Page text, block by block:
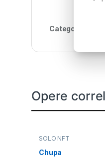
Categoria:
Opere
SOLO NFT
Chupa